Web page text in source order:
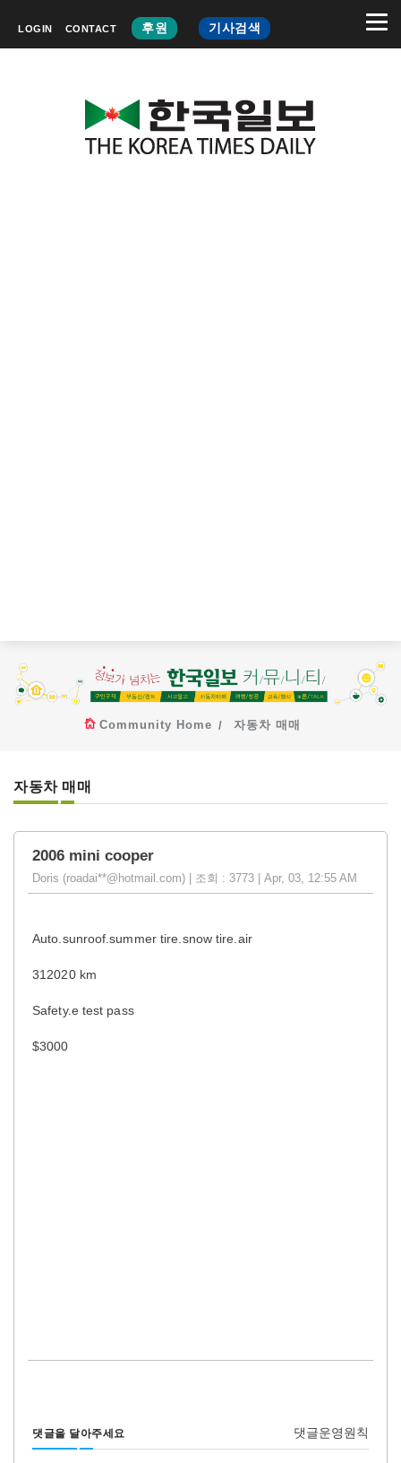
LOGIN CONTACT 후원 기사검색
Community Home 자동차 매매
자동차 매매
2006 mini cooper
Doris (roadai**@hotmail.com) | 조회 : 3773 | Apr, 03, 12:55 AM
Auto.sunroof.summer tire.snow tire.air
312020 km
Safety.e test pass
$3000
댓글을 달아주세요 댓글운영원칙